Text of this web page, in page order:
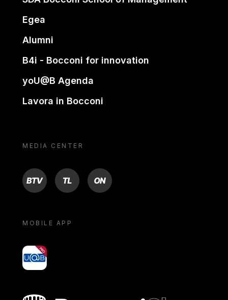
Egea
Alumni
B4i - Bocconi for innovation
yoU@B Agenda
Lavora in Bocconi
MEDIA CENTER
BTV TL ON
MOBILE APP
yoU@B